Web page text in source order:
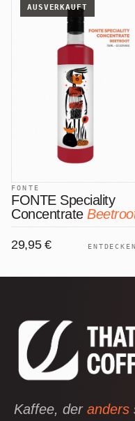
AUSVERKAUFT
FONTE
FONTE Speciality
Concentrate
29,95 €
Kaffee, der anders